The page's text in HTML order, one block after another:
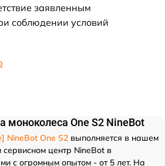
заявленным
соблюдении условий
моноколеса One S2 NineBot
NineBot One S2 выполняется в нашем
центр NineBot в
с огромным опытом - от 5 лет. На